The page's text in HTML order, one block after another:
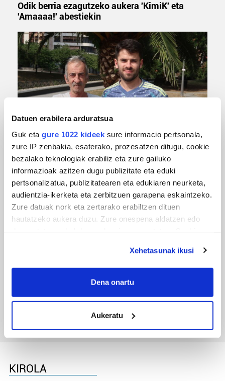
Datuen erabilera arduratsua
Guk eta gure 1022 kideek sure informacio pertsonala,
zure IP zenbakia, esaterako, prozesatzen ditugu, cookie
bezalako teknologiak erabiliz eta zure gailuko
informazioak azitzen dugu publizitate eta eduki
pertsonalizatua, publizitatearen eta edukiaren neurketa,
audientzia-ikerketa eta zerbitzuen garapena eskaintzeko.
Zure datuak nork eta zertarako erabiltzen dituen
hautatzeko aukera duzu. Zure onespena aldatzen edo
If you allow, we would also like to:
Collect information about your geographical
meters
Identify your device by actively scanning it for
specific characteristics (fingerprinting)
Xehetasunak ikusi
Dena onartu
Aukeratu
Odik berria ezagutzeko aukera 'KimiK' eta
'Amaaaa!' abestiekin
MUSA
Euxebio eta Ekaitz Zabala: Zumarragako mus
txapelketa irabazi duten aita-semeak
TXIRRINDULARITZA
Tourreko goierritarrak
KIROLA